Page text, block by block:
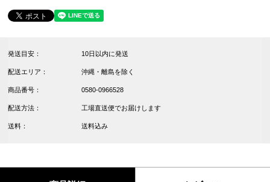
発送目安： 10日以内に発送
配送エリア： 沖縄・離島を除く
商品番号： 0580-0966528
配送方法： 工場直送便でお届けします
送料： 送料込み